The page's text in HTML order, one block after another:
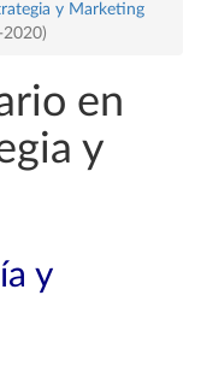
y Marketing
en
y
y